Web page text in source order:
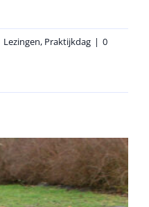
Lezingen, Praktijkdag | 0